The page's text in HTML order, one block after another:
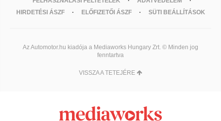
HIRDETÉSI ÁSZF
ELŐFIZETŐI ÁSZF SÜTI BEÁLLÍTÁSOK
Az Automotor.hu kiadója a Mediaworks Hungary Zrt. © Minden jog
fenntartva
VISSZA A TETEJÉRE